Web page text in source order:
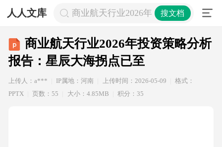
人人文库 商业航天行业2026年投资策略分析报
搜文档
商业航天行业2026年投资策略分析
报告：星辰大海拐点已至
上传人：a*** IP属地：河南 上传时间：2026-05-09
格式：
PPTX
页数：55 大小：4.85MB 积分：35